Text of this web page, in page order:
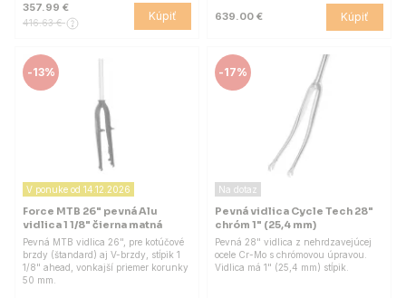
357.99 €
416.63 € Kúpiť 639.00 € Kúpiť
-13%
V ponuke od 14.12.2026
Force MTB 26" pevná Alu
vidlica 1 1/8" čierna matná
Pevná MTB vidlica 26", pre kotúčové
brzdy (štandard) aj V-brzdy, stĺpik 1
1/8" ahead, vonkajší priemer korunky
50 mm.
-17%
Na dotaz
Pevná vidlica Cycle Tech 28"
chróm 1" (25,4 mm)
Pevná 28" vidlica z nehrdzavejúcej
ocele Cr-Mo s chrómovou úpravou.
Vidlica má 1" (25,4 mm) stĺpik.